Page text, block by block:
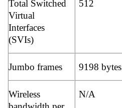
Total Switched
Virtual
Interfaces
(SVIs)
512
Jumbo frames 9198 bytes
Wireless
N/A